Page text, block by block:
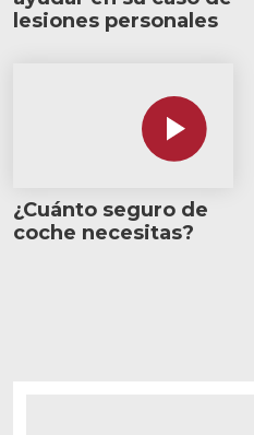
lesiones personales
¿Cuánto seguro de
coche necesitas?